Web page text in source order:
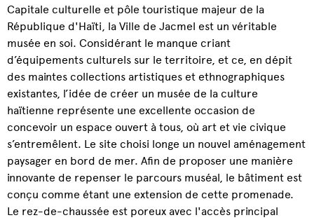
Capitale culturelle et pôle touristique majeur de la
République d'Haïti, la Ville de Jacmel est un véritable
musée en soi. Considérant le manque criant
d’équipements culturels sur le territoire, et ce, en dépit
des maintes collections artistiques et ethnographiques
existantes, l’idée de créer un musée de la culture
haïtienne représente une excellente occasion de
concevoir un espace ouvert à tous, où art et vie civique
s’entremêlent. Le site choisi longe un nouvel aménagement
paysager en bord de mer. Afin de proposer une manière
innovante de repenser le parcours muséal, le bâtiment est
conçu comme étant une extension de cette promenade.
Le rez-de-chaussée est poreux avec l'accès principal